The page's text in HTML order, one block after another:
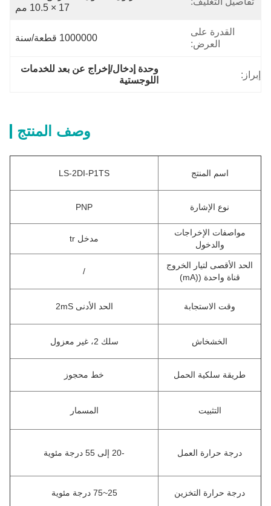
17 × 10.5 مم
القدرة على
العرض:
1000000 قطعة/سنة
إبراز:
وحدة إدخال/إخراج عن بعد للخدمات
اللوجستية
وصف المنتج
اسم المنتج LS-2DI-P1TS
نوع الإشارة PNP
مواصفات الإخراجات
والدخول
مدخل tr
الحد الأقصى لتيار الخروج
قناة واحدة ((mA)
وقت الاستجابة الحد الأدنى 2mS
الخشخاش سلك 2، غير معزول
طريقة سلكية الحمل خط محجوز
التثبيت المسمار
درجة حرارة العمل
درجة حرارة التخزين 25~75 درجة مئوية